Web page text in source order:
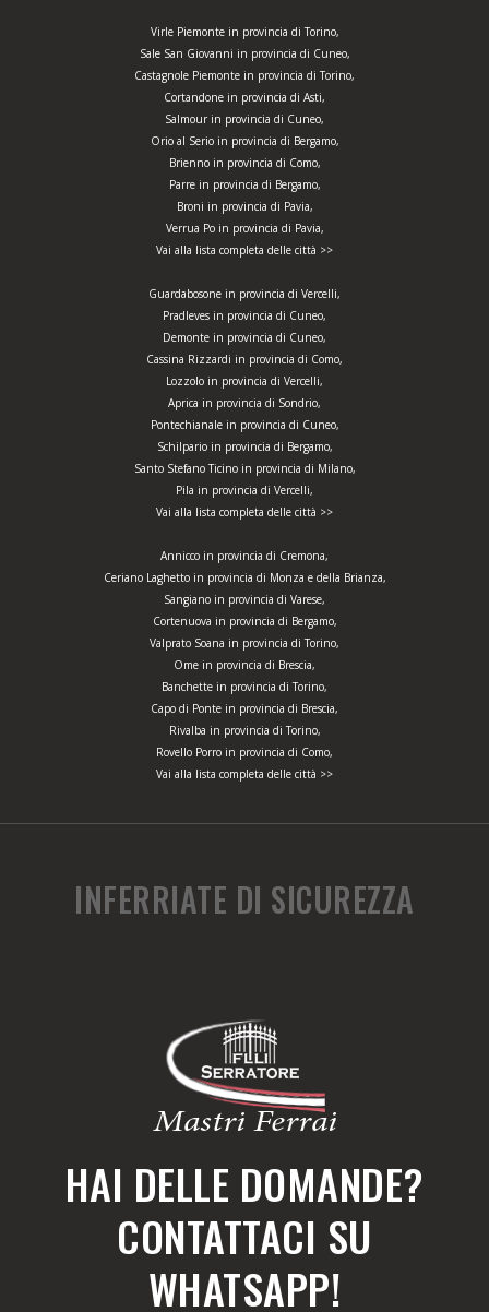
Virle Piemonte in provincia di Torino,
Sale San Giovanni in provincia di Cuneo,
Castagnole Piemonte in provincia di Torino,
Cortandone in provincia di Asti,
Salmour in provincia di Cuneo,
Orio al Serio in provincia di Bergamo,
Brienno in provincia di Como,
Parre in provincia di Bergamo,
Broni in provincia di Pavia,
Verrua Po in provincia di Pavia,
Vai alla lista completa delle città >>
Guardabosone in provincia di Vercelli,
Pradleves in provincia di Cuneo,
Demonte in provincia di Cuneo,
Cassina Rizzardi in provincia di Como,
Lozzolo in provincia di Vercelli,
Aprica in provincia di Sondrio,
Pontechianale in provincia di Cuneo,
Schilpario in provincia di Bergamo,
Santo Stefano Ticino in provincia di Milano,
Pila in provincia di Vercelli,
Vai alla lista completa delle città >>
Annicco in provincia di Cremona,
Ceriano Laghetto in provincia di Monza e della Brianza,
Sangiano in provincia di Varese,
Cortenuova in provincia di Bergamo,
Valprato Soana in provincia di Torino,
Ome in provincia di Brescia,
Banchette in provincia di Torino,
Capo di Ponte in provincia di Brescia,
Rivalba in provincia di Torino,
Rovello Porro in provincia di Como,
Vai alla lista completa delle città >>
INFERRIATE DI SICUREZZA
HAI DELLE DOMANDE?
CONTATTACI SU
WHATSAPP!